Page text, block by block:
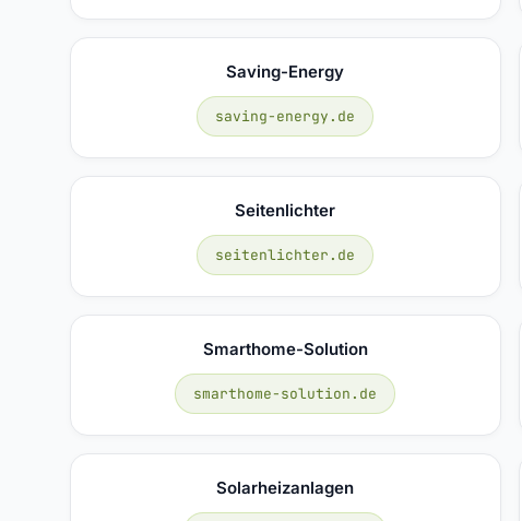
Saving-Energy
saving-energy.de
Seitenlichter
seitenlichter.de
Smarthome-Solution
smarthome-solution.de
Solarheizanlagen